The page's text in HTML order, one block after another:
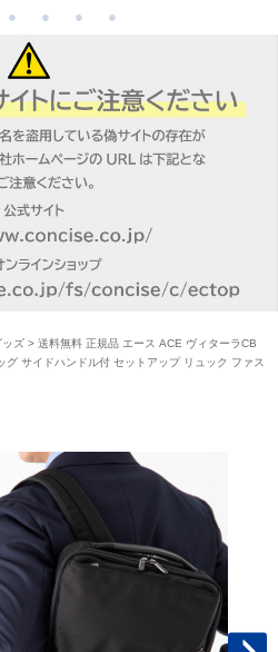
ッズ> 送料無料 正規品 エース ACE ヴィターラCB
サイドハンドル付 セットアップ リュック ファス